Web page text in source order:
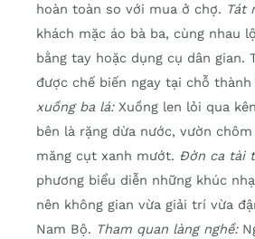
hoàn toàn so với mua ở chợ. Tát
khách mặc áo bà ba, cùng nhau
bằng tay hoặc dụng cụ dân gian.
được chế biến ngay tại chỗ thành
xuồng ba lá:Xuồng len lỏi qua
bên là rặng dừa nước, vườn
măng cụt xanh mướt. Đờn ca tài
phương biểu diễn những khúc
nên không gian vừa giải trí vừa
Nam Bộ. Tham quan làng nghề: